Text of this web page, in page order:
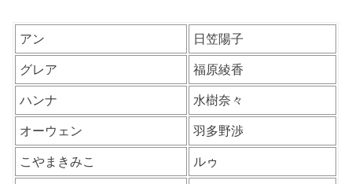
アン 日笠陽子
グレア 福原綾香
ハンナ 水樹奈々
オーウェン 羽多野渉
こやまきみこ ルゥ